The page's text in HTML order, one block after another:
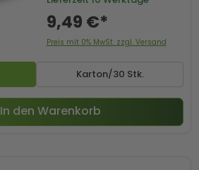
Karton/30 Stk.
9,49 €*
Preis mit 0% MwSt. zzgl. Versand
In den Warenkorb